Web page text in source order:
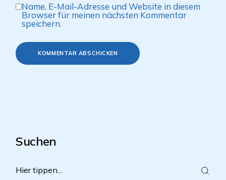
Name, E-Mail-Adresse und Website in diesem
Browser für meinen nächsten Kommentar
speichern.
KOMMENTAR ABSCHICKEN
Suchen